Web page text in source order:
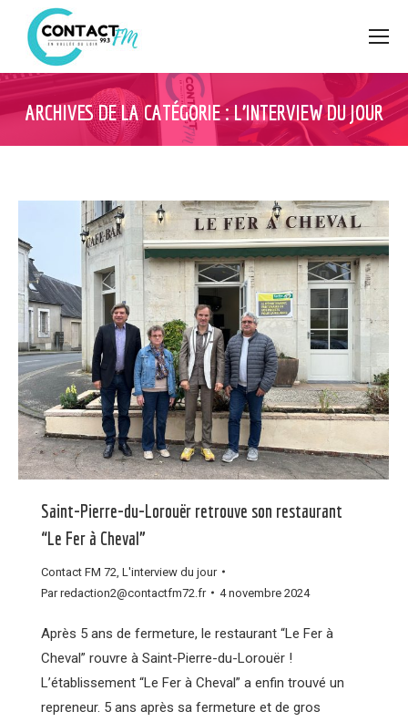
ARCHIVES DE LA CATÉGORIE :L’INTERVIEW DU JOUR
Saint-Pierre-du-Lorouër retrouve son restaurant
“Le Fer à Cheval”
Contact FM 72 L'interview du jour
Parredaction2@contactfm72.fr 4 novembre 2024
Après 5 ans de fermeture, le restaurant “Le Fer à
Cheval” rouvre à Saint-Pierre-du-Lorouër !
L’établissement “Le Fer à Cheval” a enfin trouvé un
repreneur. 5 ans après sa fermeture et de gros